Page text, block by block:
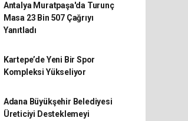
Antalya Muratpaşa'da Turunç
Masa 23 Bin 507 Çağrıyı
Yanıtladı
Kartepe’de Yeni Bir Spor
Kompleksi Yükseliyor
Adana Büyükşehir Belediyesi
Üreticiyi Desteklemeyi